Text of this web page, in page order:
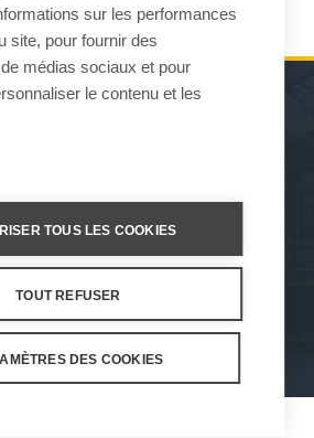
VENTES
À PROPOS DE NOUS
des donnéesConditions d'utilisation
sur les performances
site, pour fournir des
médias sociaux et pour
le contenu et les
TOUS LES COOKIES
TOUT REFUSER
DES COOKIES